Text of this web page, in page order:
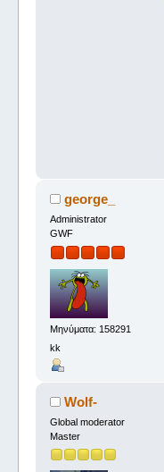
george_
Administrator
GWF
Μηνύματα: 158291
kk
Wolf-
Global moderator
Master